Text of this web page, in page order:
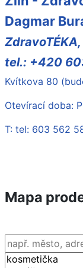
Dagmar
tel.: +420
Kvítkova 80
Otevírací doba:
T: tel: 603 562
Mapa